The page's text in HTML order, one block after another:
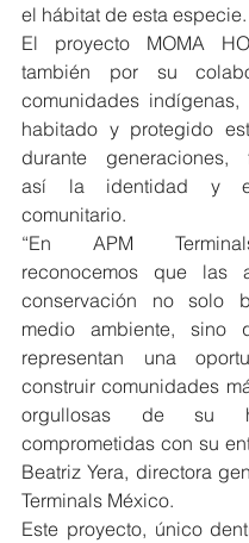
el hábitat de esta especie.
El proyecto MOMA
también por su
comunidades indígenas,
habitado y protegido
durante generaciones,
así la identidad y
comunitario.
“En APM
reconocemos que las
conservación no solo
medio ambiente, sino
representan una
construir comunidades
orgullosas de su
comprometidas con su
Beatriz Yera, directora
Terminals México.
Este proyecto, único